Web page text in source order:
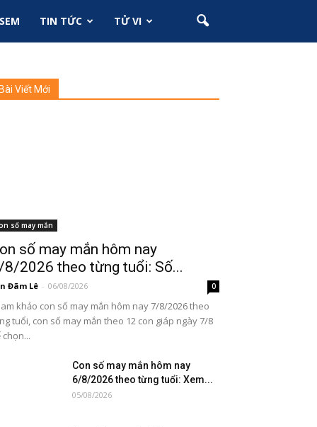
SEM TIN TỨC TỬ VI
Bài Viết Mới
số may mắn
số may mắn hôm nay
8/2026 theo từng tuổi: Số...
Đãm Lê - 06/08/2026 0
khảo con số may mắn hôm nay 7/8/2026 theo
tuổi, con số may mắn theo 12 con giáp ngày 7/8
chọn...
Con số may mắn hôm nay
6/8/2026 theo từng tuổi: Xem...
05/08/2026